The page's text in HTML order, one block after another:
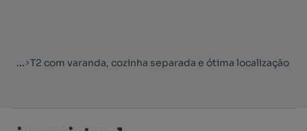
... T2 com varanda, cozinha separada e ótima localização